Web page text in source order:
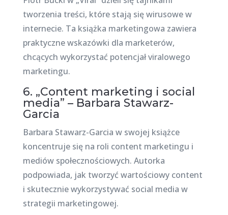
tworzenia treści, które stają się wirusowe w
internecie. Ta książka marketingowa zawiera
praktyczne wskazówki dla marketerów,
chcących wykorzystać potencjał viralowego
marketingu.
6. „Content marketing i social
media” – Barbara Stawarz-
Garcia
Barbara Stawarz-Garcia w swojej książce
koncentruje się na roli content marketingu i
mediów społecznościowych. Autorka
podpowiada, jak tworzyć wartościowy content
i skutecznie wykorzystywać social media w
strategii marketingowej.